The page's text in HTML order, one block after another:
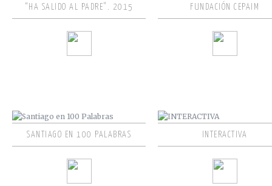
“HA SALIDO AL PADRE”. 2015 FUNDACIÓN CEPAIM
SANTIAGO EN 100 PALABRAS INTERACTIVA